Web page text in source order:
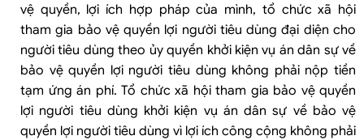
vệ quyền, lợi ích hợp pháp của mình, tổ chức xã hội
tham gia bảo vệ quyền lợi người tiêu dùng đại diện cho
người tiêu dùng theo ủy quyền khởi kiện vụ án dân sự về
bảo vệ quyền lợi người tiêu dùng không phải nộp tiền
tạm ứng án phí. Tổ chức xã hội tham gia bảo vệ quyền
lợi người tiêu dùng khởi kiện vụ án dân sự về bảo vệ
quyền lợi người tiêu dùng vì lợi ích công cộng không phải